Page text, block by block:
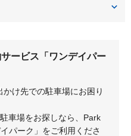
ービス「ワンデイパー
け先での駐車場にお困り
車場をお探しなら、Park
パーク」をご利用くださ